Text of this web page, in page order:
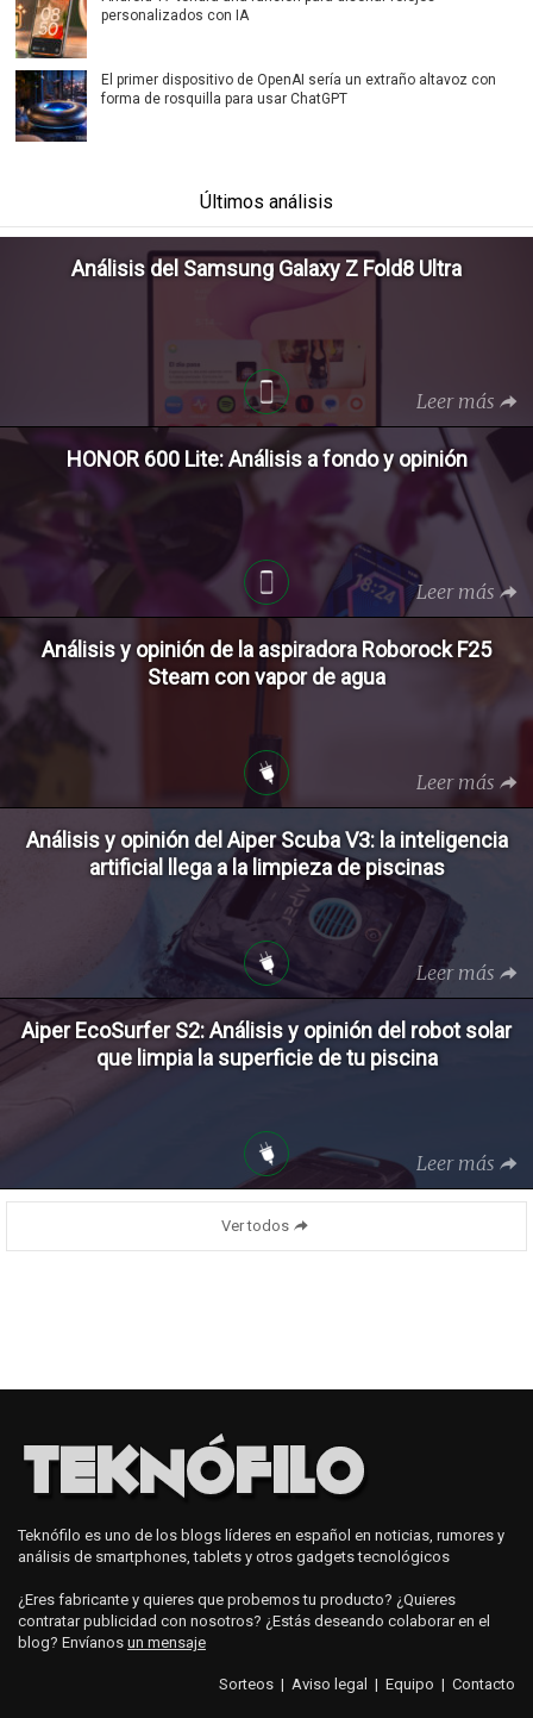
personalizados con IA
El primer dispositivo de OpenAI sería un extraño altavoz con
forma de rosquilla para usar ChatGPT
Últimos análisis
Análisis del Samsung Galaxy Z Fold8 Ultra
Leer más
HONOR 600 Lite: Análisis a fondo y opinión
Leer más
Análisis y opinión de la aspiradora Roborock F25
Steam con vapor de agua
Leer más
Análisis y opinión del Aiper Scuba V3: la inteligencia
artificial llega a la limpieza de piscinas
Leer más
Aiper EcoSurfer S2: Análisis y opinión del robot solar
que limpia la superficie de tu piscina
Leer más
Ver todos
Teknófilo es uno de los blogs líderes en español en noticias, rumores y
análisis de smartphones, tablets y otros gadgets tecnológicos
¿Eres fabricante y quieres que probemos tu producto? ¿Quieres
contratar publicidad con nosotros? ¿Estás deseando colaborar en el
blog? Envíanos un mensaje
Sorteos | Aviso legal | Equipo | Contacto